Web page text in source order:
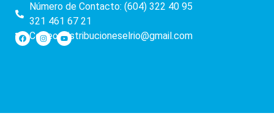
Número de Contacto: (604) 322 40 95
321 461 67 21
Correo: distribucioneselrio@gmail.com